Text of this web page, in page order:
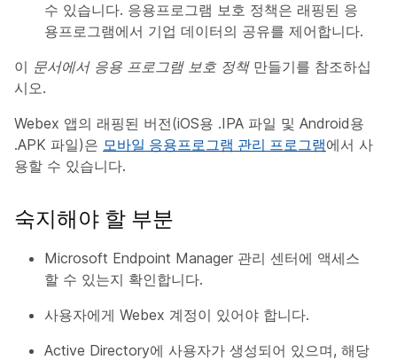
수 있습니다. 응용프로그램 보호 정책은 래핑된 응
용프로그램에서 기업 데이터의 공유를 제어합니다.
이 문서에서 응용 프로그램 보호 정책만들기를 참조하십
시오.
Webex 앱의 래핑된 버전(iOS용 .IPA 파일 및 Android용
.APK 파일)은 모바일 응용프로그램 관리 프로그램에서 사
용할 수 있습니다.
숙지해야 할 부분
Microsoft Endpoint Manager 관리 센터에 액세스
할 수 있는지 확인합니다.
사용자에게 Webex 계정이 있어야 합니다.
Active Directory에 사용자가 생성되어 있으며, 해당